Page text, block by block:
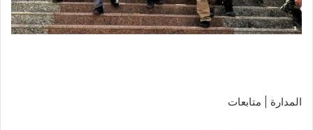
المدارة | متابعات